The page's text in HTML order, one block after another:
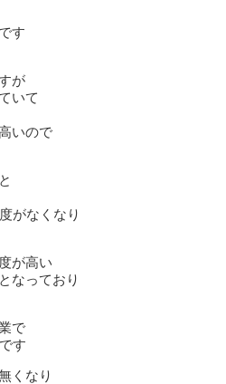
す
が
いて
いので
がなくなり
が高い
なっており
で
す
くなり